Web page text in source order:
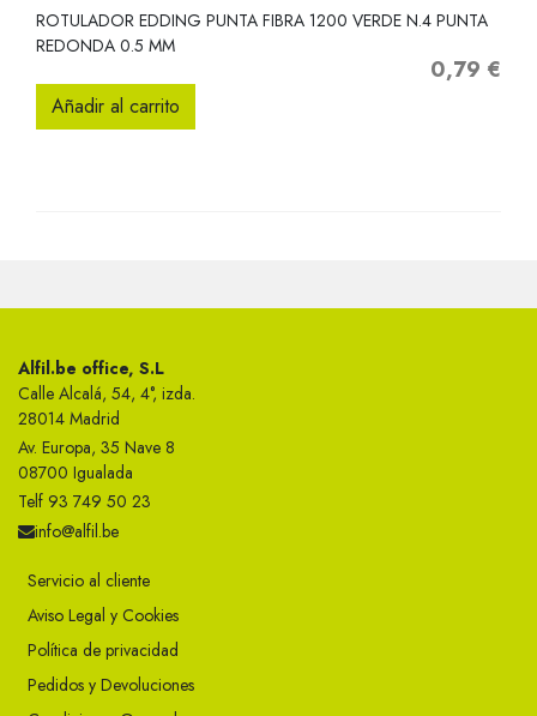
ROTULADOR EDDING PUNTA FIBRA 1200 VERDE N.4 PUNTA
REDONDA 0.5 MM
Precio
0,79 €
Añadir al carrito
Alfil.be office, S.L
Calle Alcalá, 54, 4°, izda.
28014 Madrid
Av. Europa, 35 Nave 8
08700 Igualada
Telf 93 749 50 23
info@alfil.be
Servicio al cliente
Aviso Legal y Cookies
Política de privacidad
Pedidos y Devoluciones